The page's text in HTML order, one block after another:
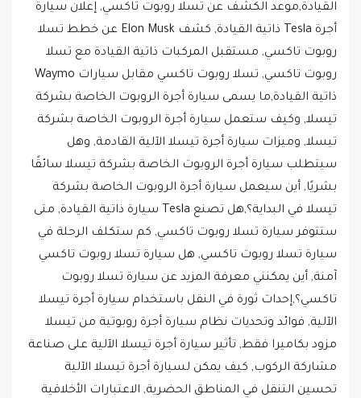
القيادة,موعد الكشف عن تسلا روبوت تاكسي, إعلان سيارة
أجرة Tesla ذاتية القيادة, كشف Elon Musk عن خطط تسلا
روبوت تاكسي, مستقبل المركبات ذاتية القيادة مع تسلا
روبوت تاكسي, تسلا روبوت تاكسي مقابل سيارات Waymo
ذاتية القيادة,ما يسمى سيارة أجرة الروبوت الخاصة بشركة
تيسلا, وكيف ستعمل سيارة أجرة الروبوت الخاصة بشركة
تيسلا, وميزات سيارة أجرة تيسلا الآلية القادمة, وهل
سيتطلب سيارة أجرة الروبوت الخاصة بشركة تيسلا سائقًا
بشريًا, أين سيعمل سيارة أجرة الروبوت الخاصة بشركة
تيسلا في البداية؟,هل تصنع Tesla سيارة ذاتية القيادة, متى
ستتوفر سيارة تسلا روبوت تاكسي, كم ستكلف الرحلة في
سيارة تسلا روبوت تاكسي, هل سيارة تسلا روبوت تاكسي
آمنة, أين يمكنني معرفة المزيد عن سيارة تسلا روبوت
تاكسي؟,إحداث ثورة في النقل باستخدام سيارة أجرة تيسلا
الآلية, فوائد وتحديات نظام سيارة أجرة روبوتية من تيسلا
مزود بكاميرا فقط, تأثير سيارة أجرة تيسلا الآلية على صناعة
مشاركة الركوب, كيف يمكن لسيارة أجرة تيسلا الآلية
تحسين التنقل في المناطق الحضرية, الاعتبارات الأخلاقية